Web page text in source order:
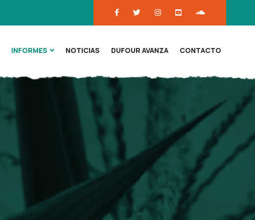
INFORMES NOTICIAS DUFOUR AVANZA CONTACTO